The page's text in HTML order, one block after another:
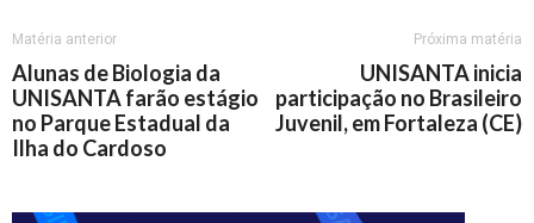
Matéria anterior
Alunas de Biologia da
UNISANTA farão estágio
no Parque Estadual da
Ilha do Cardoso
Próxima matéria
UNISANTA inicia
participação no Brasileiro
Juvenil, em Fortaleza (CE)